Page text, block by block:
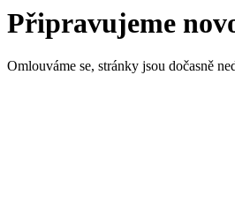
Připravujeme
Omlouváme se, stránky jsou dočasně